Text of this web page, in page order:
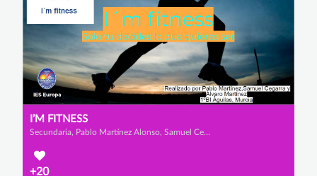
I’M FITNESS
Secundaria, Pablo Martínez Alonso, Samuel Cegarrarra Vargas y Álvaro Martínez
+20